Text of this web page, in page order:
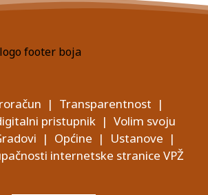
| Transparentnost |
pristupnik| Volim svoju
| Općine | Ustanove |
internetske stranice VPŽ